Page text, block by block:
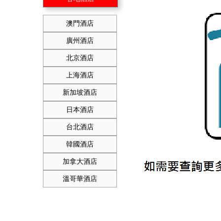
澳門酒店
廣州酒店
北京酒店
上海酒店
新加坡酒店
日本酒店
台北酒店
韓國酒店
加拿大酒店
溫哥華酒店